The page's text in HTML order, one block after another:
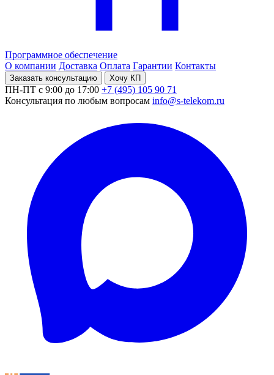
Программное обеспечение
О компании Доставка Оплата Гарантии Контакты
Заказать консультацию Хочу КП
ПН-ПТ с 9:00 до 17:00 +7 (495) 105 90 71
Консультация по любым вопросам info@s-telekom.ru